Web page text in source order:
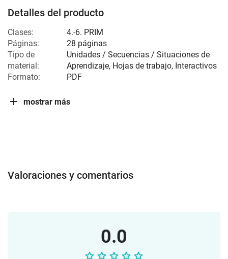
Detalles del producto
Clases:
4.-6. PRIM
Páginas:
28 páginas
Tipo de
material:
Unidades / Secuencias / Situaciones de
Aprendizaje, Hojas de trabajo, Interactivos
Formato:
PDF
mostrar más
Valoraciones y comentarios
0.0